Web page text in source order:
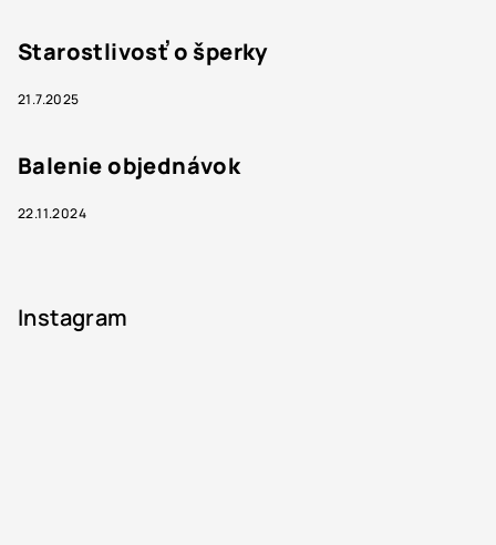
Starostlivosť o šperky
21.7.2025
Balenie objednávok
22.11.2024
Instagram